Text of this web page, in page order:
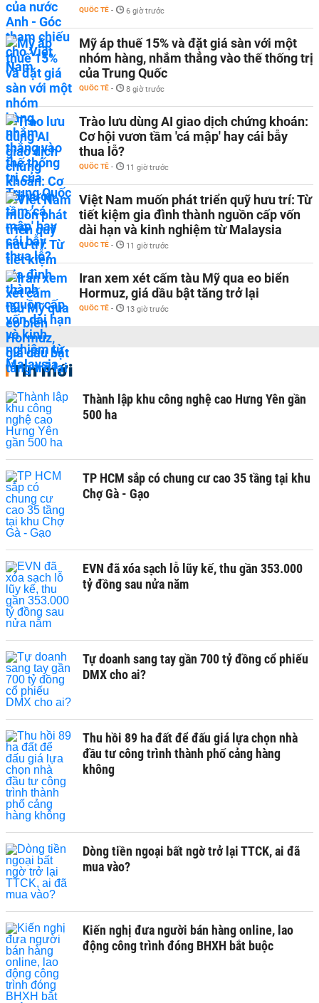
QUỐC TẾ - 6 giờ trước
Mỹ áp thuế 15% và đặt giá sàn với một
nhóm hàng, nhắm thẳng vào thế thống trị
của Trung Quốc
QUỐC TẾ - 8 giờ trước
Trào lưu dùng AI giao dịch chứng khoán:
Cơ hội vươn tầm 'cá mập' hay cái bẫy
thua lỗ?
QUỐC TẾ - 11 giờ trước
Việt Nam muốn phát triển quỹ hưu trí: Từ
tiết kiệm gia đình thành nguồn cấp vốn
dài hạn và kinh nghiệm từ Malaysia
QUỐC TẾ - 11 giờ trước
Iran xem xét cấm tàu Mỹ qua eo biển
Hormuz, giá dầu bật tăng trở lại
QUỐC TẾ - 13 giờ trước
Tin mới
Thành lập khu công nghệ cao Hưng Yên gần
500 ha
TP HCM sắp có chung cư cao 35 tầng tại khu
Chợ Gà - Gạo
EVN đã xóa sạch lỗ lũy kế, thu gần 353.000
tỷ đồng sau nửa năm
Tự doanh sang tay gần 700 tỷ đồng cổ phiếu
DMX cho ai?
Thu hồi 89 ha đất để đấu giá lựa chọn nhà
đầu tư công trình thành phố cảng hàng
không
Dòng tiền ngoại bất ngờ trở lại TTCK, ai đã
mua vào?
Kiến nghị đưa người bán hàng online, lao
động công trình đóng BHXH bắt buộc